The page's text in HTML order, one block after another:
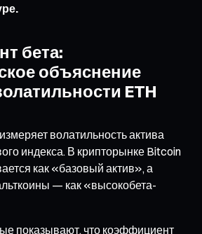
бета:
объяснение
ETH
волатильность актива
индекса. В крипторынке Bitcoin
как «базовый актив», а
— как «высокобета-
показывают, что коэффициент